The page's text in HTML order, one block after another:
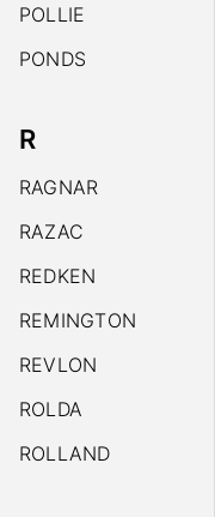
POLLIE
PONDS
R
RAGNAR
RAZAC
REDKEN
REMINGTON
REVLON
ROLDA
ROLLAND